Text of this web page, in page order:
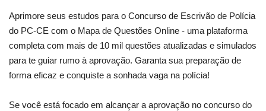
Aprimore seus estudos para o Concurso de Escrivão de Polícia
do PC-CE com o Mapa de Questões Online - uma plataforma
completa com mais de 10 mil questões atualizadas e simulados
para te guiar rumo à aprovação. Garanta sua preparação de
forma eficaz e conquiste a sonhada vaga na polícia!
Se você está focado em alcançar a aprovação no concurso do